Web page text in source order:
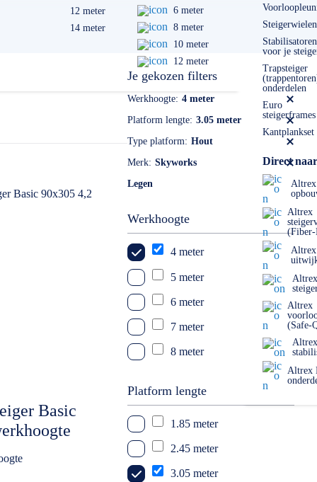
12 meter
14 meter
6 meter
8 meter
10 meter
12 meter
Steigerwielen
Stabilisatoren
voor je
Trapsteiger
onderdelen
Euro
steigerframes
Kantplankset
Direct
Altrex
Altrex
Altrex
Altrex
Altrex
(Safe-
Altrex
Altrex
Basic
Je gekozen filters
Werkhoogte
4 meter
Platform lengte
3.05 meter
Type platform
Hout
Merk
Skyworks
Legen
Werkhoogte
4 meter
5 meter
6 meter
7 meter
8 meter
10 meter
11 meter
12 meter
13 meter
Platform lengte
1.85 meter
2.45 meter
3.05 meter